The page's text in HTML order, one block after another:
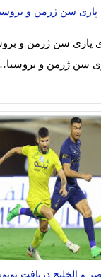
پاری سن ژرمن و
پاری سن ژرمن و
سن ژرمن و
و الخلیج دریافت